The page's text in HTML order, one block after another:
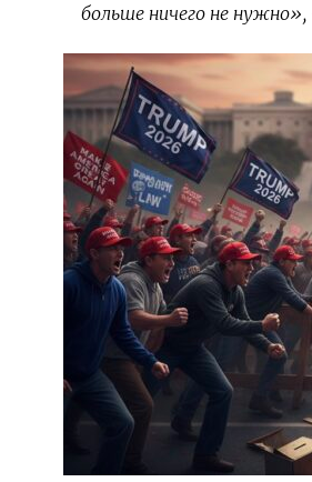
больше ничего не